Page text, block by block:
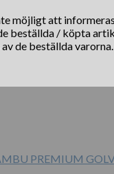
möjligt att
beställda / köpta
de beställda
PREMIUM GOLV